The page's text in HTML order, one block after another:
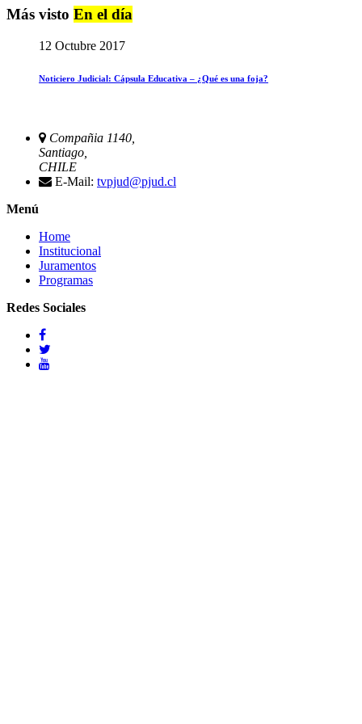
Más visto En el día
12 Octubre 2017
Noticiero Judicial: Cápsula Educativa – ¿Qué es una foja?
Compañia 1140,
Santiago,
CHILE
E-Mail: tvpjud@pjud.cl
Menú
Home
Institucional
Juramentos
Programas
Redes Sociales